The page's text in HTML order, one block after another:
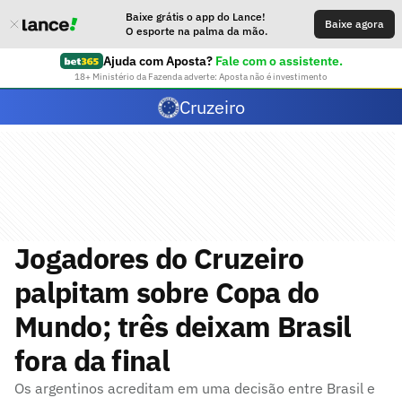
Baixe grátis o app do Lance!
O esporte na palma da mão.
Baixe agora
Ajuda com Aposta? Fale com o assistente.
18+ Ministério da Fazenda adverte: Aposta não é investimento
Cruzeiro
Jogadores do Cruzeiro
palpitam sobre Copa do
Mundo; três deixam Brasil
fora da final
Os argentinos acreditam em uma decisão entre Brasil e